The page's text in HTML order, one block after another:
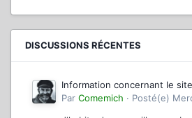
DISCUSSIONS RÉCENTES
Information concernant le
Par Comemich · Posté(e)